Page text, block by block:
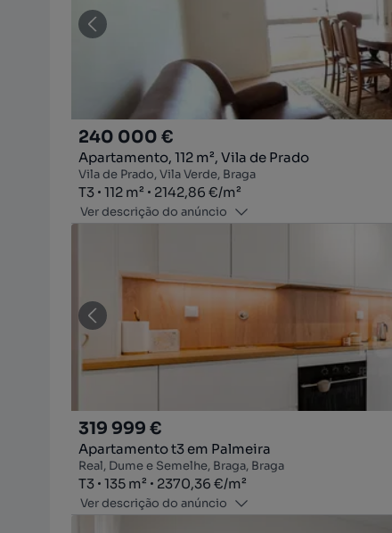
240 000 €
Apartamento, 112 m², Vila de Prado
Vila de Prado, Vila Verde, Braga
Tipologia
T3
Zona112 m²
Preço por metro quadrado
2142,86 €/m²
Ver descrição do anúncio
319 999 €
Apartamento t3 em Palmeira
Real, Dume e Semelhe, Braga, Braga
Tipologia
T3
Zona135 m²
Preço por metro quadrado
2370,36 €/m²
Ver descrição do anúncio